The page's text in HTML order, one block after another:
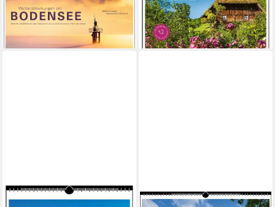
Bodensee 2027
24,95 €
lieferbar - in 2-3 Werktagen bei dir
11,65 €
lieferbar - in 3-4 Werktagen bei dir
STADLER STADLER